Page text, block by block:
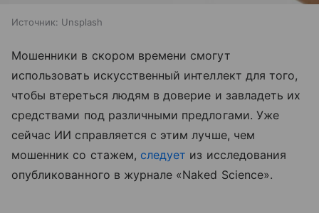
Источник: Unsplash
Мошенники в скором времени смогут
использовать искусственный интеллект для того,
чтобы втереться людям в доверие и завладеть их
средствами под различными предлогами. Уже
сейчас ИИ справляется с этим лучше, чем
мошенник со стажем, следует из исследования
опубликованного в журнале «Naked Science».